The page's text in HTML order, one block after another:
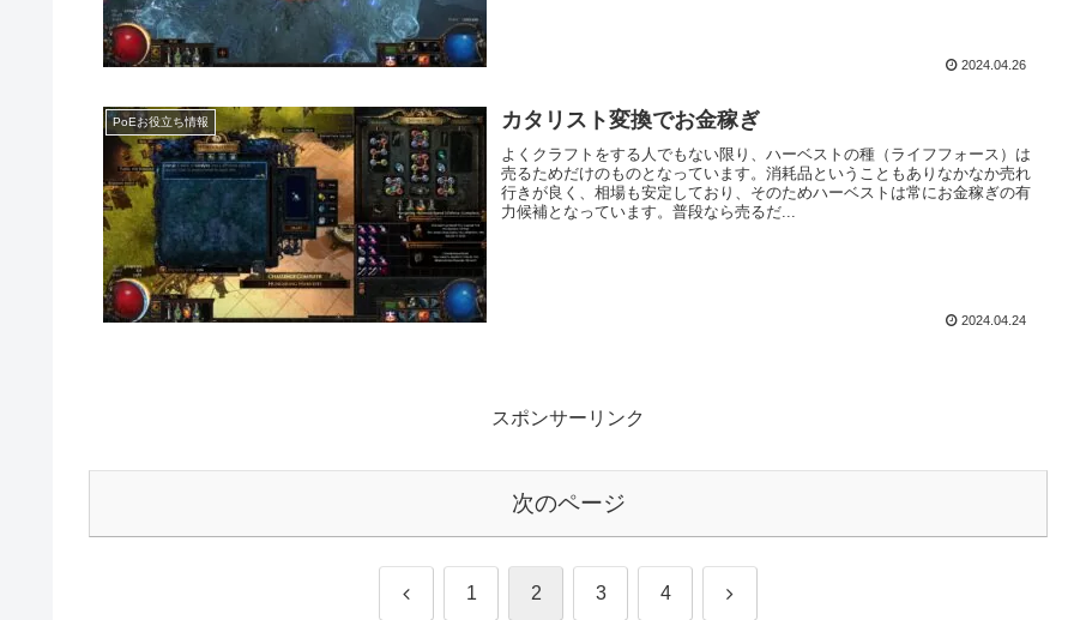
2024.04.26
PoEお役立ち情報 カタリスト変換でお金稼ぎ
よくクラフトをする人でもない限り、ハーベストの種（ライフフォース）は
売るためだけのものとなっています。消耗品ということもありなかなか売れ
行きが良く、相場も安定しており、そのためハーベストは常にお金稼ぎの有
力候補となっています。普段なら売るだ...
2024.04.24
スポンサーリンク
次のページ
前 1 2 3 4 次